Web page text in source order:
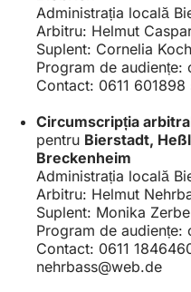
Administrația locală
Arbitru: Helmut
Suplent: Cornelia Koch
Program de
Contact: 0611 601898
Circumscripția
pentru Bierstadt,
Breckenheim
Administrația locală
Arbitru: Helmut
Suplent: Monika
Program de
Contact: 0611
nehrbass
web de